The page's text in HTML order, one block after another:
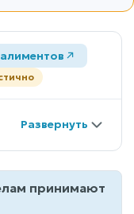
принимают